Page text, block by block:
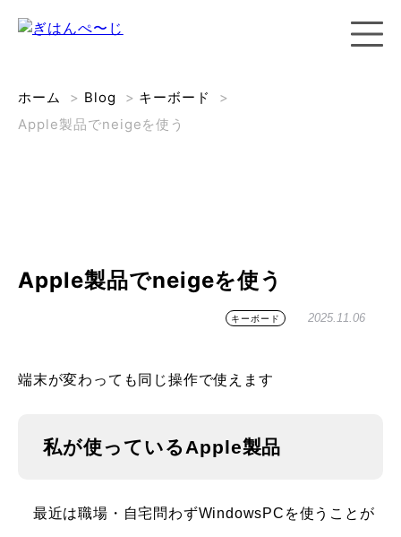
ホーム > Blog > キーボード
>
Apple製品でneigeを使う
Apple製品でneigeを使う
キーボード 2025.11.06
端末が変わっても同じ操作で使えます
私が使っているApple製品
最近は職場・自宅問わずWindowsPCを使うことが